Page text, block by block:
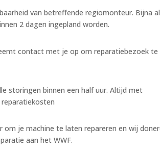
van betreffende regiomonteur. Bijna
2 dagen ingepland worden.
contact met je op om reparatiebezoek te
storingen binnen een half uur. Altijd met
om je machine te laten repareren en wij
aan het WWF.